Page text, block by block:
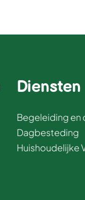
Diensten
Begeleiding en
Dagbesteding
Huishoudelijke